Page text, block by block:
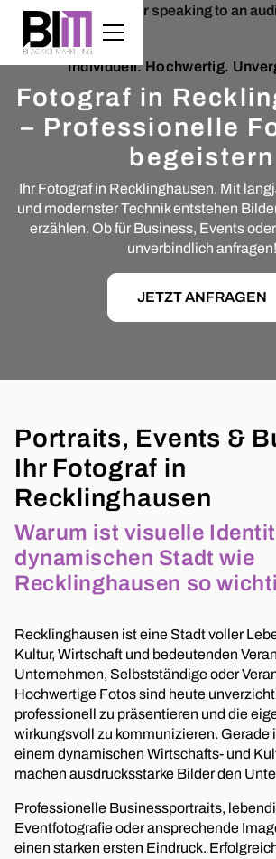
Individuell. Hochwertig.
Fotograf in
– Professionelle
begeistern
Ihr Fotograf in Recklinghausen. Mit
und modernster Technik entstehen
erzählen. Ob für Business, Events
unverbindlich anfragen!
JETZT ANFRAGEN
Portraits, Events &
Ihr Fotograf in
Recklinghausen
Warum ist visuelle
dynamischen Stadt wie
Recklinghausen so
Recklinghausen ist eine Stadt voller
Kultur, Wirtschaft und bedeutenden
Unternehmen, Selbstständige oder
Hochwertige Fotos sind heute
professionell zu präsentieren und die
wirkungsvoll zu kommunizieren. Gerade
einem dynamischen Wirtschafts- und
machen ausdrucksstarke Bilder den
Professionelle Businessportraits,
Eventfotografie oder ansprechende
einen starken ersten Eindruck.